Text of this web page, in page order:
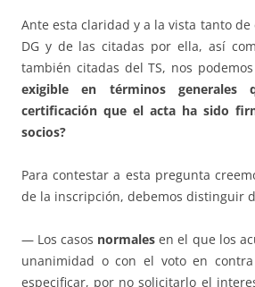
Ante esta claridad y a la vista tanto
DG y de las citadas por ella, así
también citadas del TS, nos
exigible en términos
certificación que el acta ha sido
socios?
Para contestar a esta pregunta
de la inscripción, debemos distinguir
— Los casos normales en el que los
unanimidad o con el voto en
especificar, por no solicitarlo el